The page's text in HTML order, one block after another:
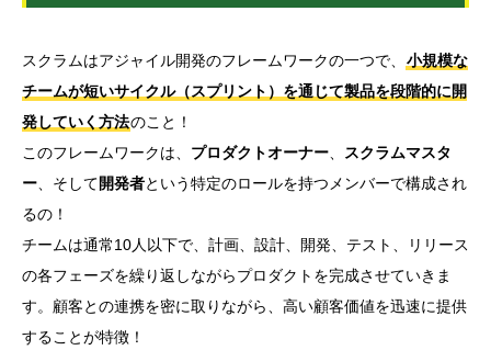
スクラムはアジャイル開発のフレームワークの一つで、 小規模な
チームが短いサイクル（スプリント）を通じて製品を段階的に開
発していく方法のこと！
このフレームワークは、 プロダクトオーナー
スクラムマスタ
ー 、そして開発者という特定のロールを持つメンバーで構成され
るの！
チームは通常10人以下で、計画、設計、開発、テスト、リリース
の各フェーズを繰り返しながらプロダクトを完成させていきま
す。顧客との連携を密に取りながら、高い顧客価値を迅速に提供
することが特徴！